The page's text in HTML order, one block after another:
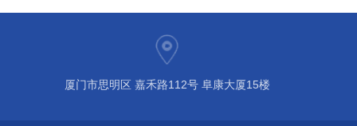
厦门市思明区 嘉禾路112号 阜康大厦15楼